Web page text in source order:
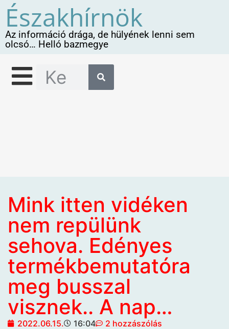
Északhírnök
Az információ drága, de hülyének lenni sem
olcsó… Helló bazmegye
Mink itten vidéken
nem repülünk
sehova. Edényes
termékbemutatóra
meg busszal
visznek.. A nap…
2022.06.15. 16:04
2 hozzászólás